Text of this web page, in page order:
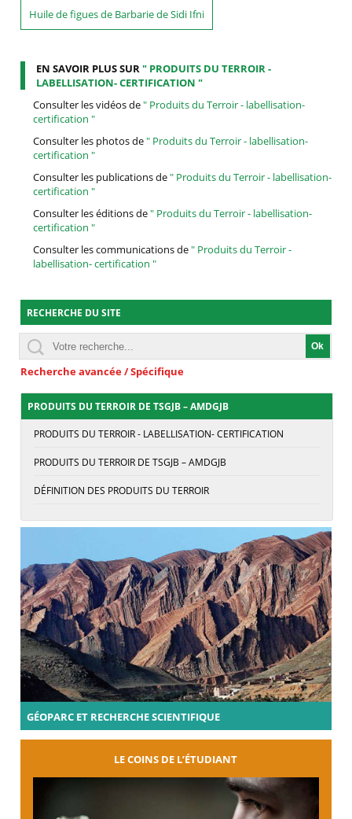
Huile de figues de Barbarie de Sidi Ifni
EN SAVOIR PLUS SUR" PRODUITS DU TERROIR -
LABELLISATION- CERTIFICATION "
Consulter les vidéos de" Produits du Terroir - labellisation-
certification "
Consulter les photos de" Produits du Terroir - labellisation-
certification "
Consulter les publications de" Produits du Terroir - labellisation-
certification "
Consulter les éditions de" Produits du Terroir - labellisation-
certification "
Consulter les communications de" Produits du Terroir -
labellisation- certification "
RECHERCHE DU SITE
Recherche avancée / Spécifique
PRODUITS DU TERROIR DE TSGJB – AMDGJB
PRODUITS DU TERROIR - LABELLISATION- CERTIFICATION
PRODUITS DU TERROIR DE TSGJB – AMDGJB
DÉFINITION DES PRODUITS DU TERROIR
GÉOPARC ET RECHERCHE SCIENTIFIQUE
LE COINS DE L’ÉTUDIANT